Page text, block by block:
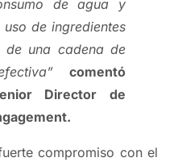
de agua y
de ingredientes
una cadena de
comentó
Director de
compromiso con el